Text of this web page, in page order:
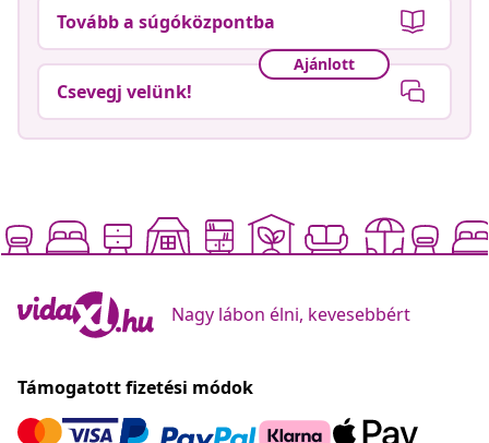
Tovább a súgóközpontba
Ajánlott
Csevegj velünk!
Nagy lábon élni, kevesebbért
Támogatott fizetési módok